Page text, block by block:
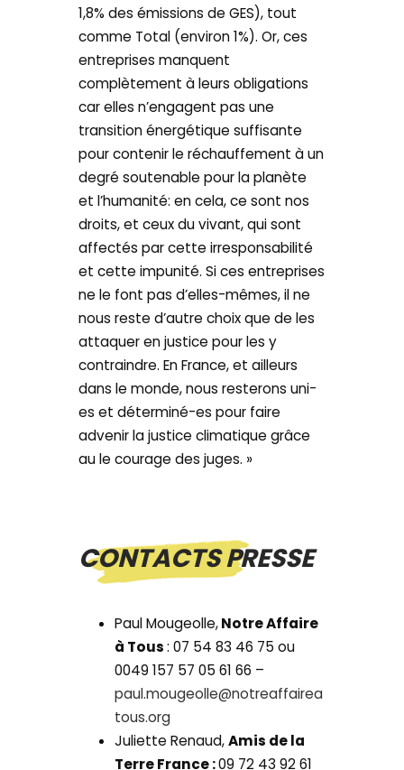
1,8% des émissions de GES), tout
comme Total (environ 1%). Or, ces
entreprises manquent
complètement à leurs obligations
car elles n’engagent pas une
transition énergétique suffisante
pour contenir le réchauffement à un
degré soutenable pour la planète
et l’humanité: en cela, ce sont nos
droits, et ceux du vivant, qui sont
affectés par cette irresponsabilité
et cette impunité. Si ces entreprises
ne le font pas d’elles-mêmes, il ne
nous reste d’autre choix que de les
attaquer en justice pour les y
contraindre. En France, et ailleurs
dans le monde, nous resterons uni-
es et déterminé-es pour faire
advenir la justice climatique grâce
au le courage des juges. »
CONTACTS PRESSE
Paul Mougeolle,Notre Affaire
à Tous: 07 54 83 46 75 ou
0049 157 57 05 61 66 –
paul.mougeolle@notreaffairea
tous.org
Juliette Renaud,Amis de la
Terre France :09 72 43 92 61